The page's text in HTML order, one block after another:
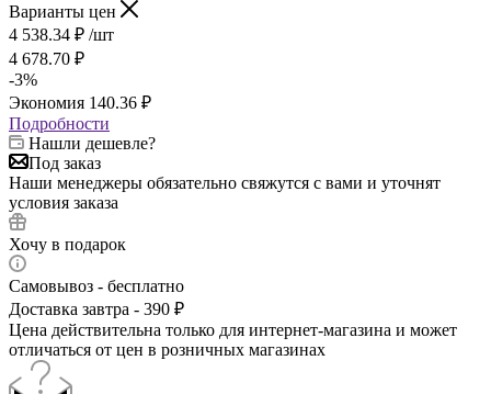
Варианты цен
4 538.34 ₽ /шт
4 678.70 ₽
-3%
Экономия 140.36 ₽
Подробности
Нашли дешевле?
Под заказ
Наши менеджеры обязательно свяжутся с вами и уточнят
условия заказа
Хочу в подарок
Самовывоз - бесплатно
Доставка завтра - 390 ₽
Цена действительна только для интернет-магазина и может
отличаться от цен в розничных магазинах